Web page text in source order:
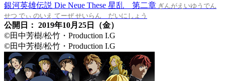
銀河英雄伝説 Die Neue These 星乱 第二章 ぎんがえいゆうでん
せつ でぃ のいえ てーぜ せいらん だいにしょう
公開日： 2019年10月25日（金）
©田中芳樹/松竹・Production I.G
©田中芳樹/松竹・Production I.G